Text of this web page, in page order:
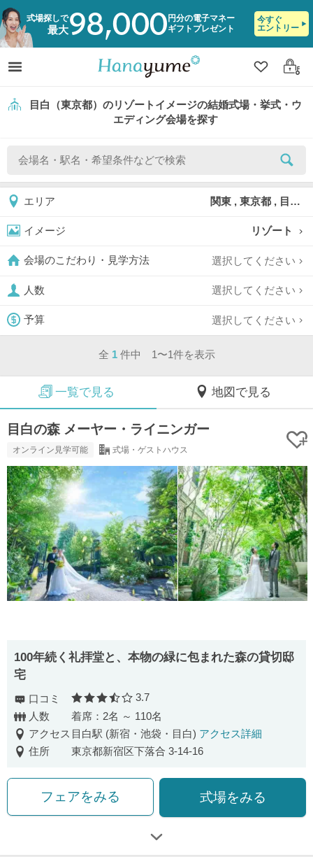
式場探しで
最大98,000 円分の電子マネー
ギフトプレゼント
今すぐ
エントリー
クリップ
ログ
目白（東京都）のリゾートイメージの結婚式場・挙式・ウ
エディング会場を探す
エリア 関東 , 東京都 , 目白
イメージ リゾート
会場のこだわり・見学方法 選択してください
人数 選択してください
予算 選択してください
全 1 件中 1〜1件を表示
一覧で見る 地図で見る
目白の森 メーヤー・ライニンガー
オンライン見学可能 式場・ゲストハウス
100年続く礼拝堂と、本物の緑に包まれた森の貸切邸
宅
口コミ 口コミ評価
3.7
人数
着席：2名 ～ 110名
アクセス 目白駅 (新宿・池袋・目白) アクセス詳細
住所
東京都新宿区下落合 3-14-16
フェアをみる 式場をみる